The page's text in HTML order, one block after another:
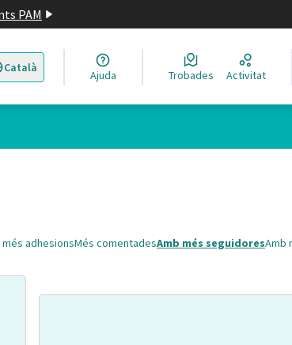
PAM
Català
la llengua Elegir el idioma
Ajuda Trobades Activitat
més adhesionsMés comentadesAmb més seguidoresAmb